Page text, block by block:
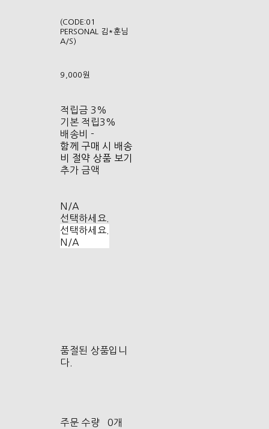
(CODE:01
PERSONAL 김*훈님
A/S)
9,000원
적립금 3%
기본 적립3%
배송비 -
함께 구매 시 배송
비 절약 상품 보기
추가 금액
N/A
선택하세요.
선택하세요.
N/A
품절된 상품입니
다.
주문 수량
0개